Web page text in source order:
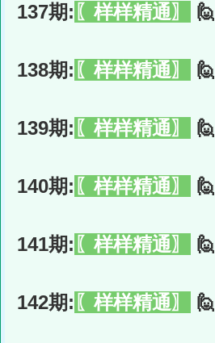
137期: 〖样样精通〗 🙋
138期: 〖样样精通〗 🙋
139期: 〖样样精通〗 🙋
140期: 〖样样精通〗 🙋
141期: 〖样样精通〗 🙋
142期: 〖样样精通〗 🙋